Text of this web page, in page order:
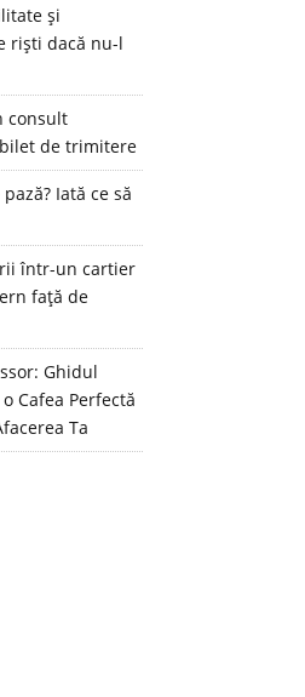
și
riști dacă nu-l
consult
de trimitere
Iată ce să
într-un cartier
față de
Ghidul
Cafea Perfectă
Ta